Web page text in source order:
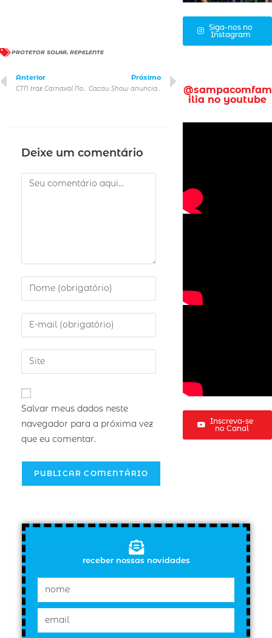
PROTETOR SOLAR, REPELENTE
Anterior Próximo
Deixe um comentário
Salvar meus dados neste
navegador para a próxima vez
que eu comentar.
Siga-nos no
Instagram
@sampacomfam
ilia no youtube
Inscreva-se
no Canal
receber nossas novidades